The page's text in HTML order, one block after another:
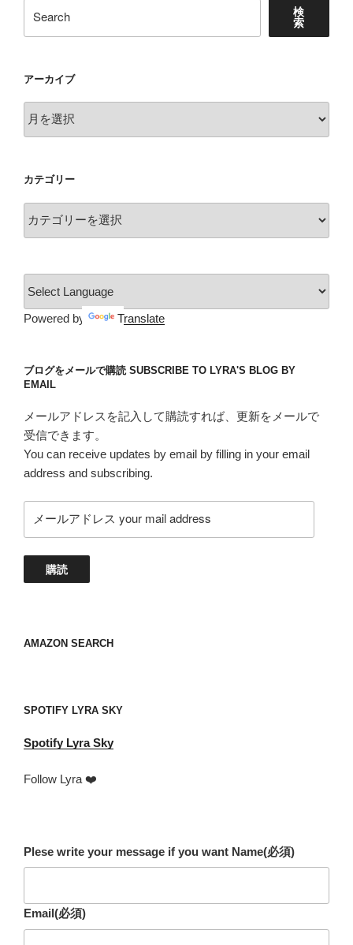
検
索
アーカイブ
ー
ブ
カテゴリー
テ
ー
Powered by Translate
ブログをメールで購読 SUBSCRIBE TO LYRA'S BLOG BY
EMAIL
メールアドレスを記入して購読すれば、更新をメールで
受信できます。
You can receive updates by email by filling in your email
address and subscribing.
ー
ド
your
購読
AMAZON SEARCH
SPOTIFY LYRA SKY
Spotify Lyra Sky
Follow Lyra ❤️
Plese write your message if you want Name(必須)
Email(必須)